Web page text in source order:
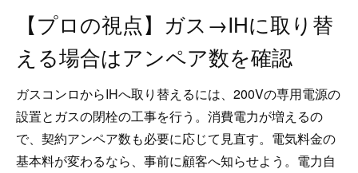
【プロの視点】ガス→IHに取り替
える場合はアンペア数を確認
ガスコンロからIHへ取り替えるには、200Vの専用電源の
設置とガスの閉栓の工事を行う。消費電力が増えるの
で、契約アンペア数も必要に応じて見直す。電気料金の
基本料が変わるなら、事前に顧客へ知らせよう。電力自